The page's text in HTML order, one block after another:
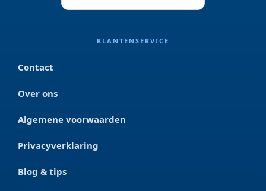
KLANTENSERVICE
Contact
Over ons
Algemene voorwaarden
Privacyverklaring
Blog & tips